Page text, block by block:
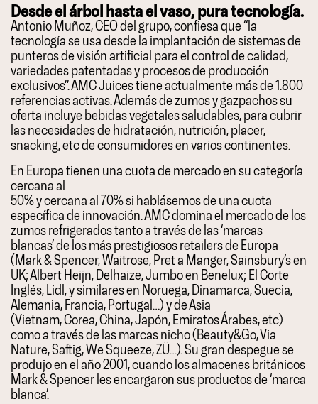
Desde el árbol hasta el vaso, pura tecnología.
Antonio Muñoz, CEO del grupo, confiesa que “la
tecnología se usa desde la implantación de sistemas de
punteros de visión artificial para el control de calidad,
variedades patentadas y procesos de producción
exclusivos”. AMC Juices tiene actualmente más de 1.800
referencias activas. Además de zumos y gazpachos su
oferta incluye bebidas vegetales saludables, para cubrir
las necesidades de hidratación, nutrición, placer,
snacking, etc de consumidores en varios continentes.
En Europa tienen una cuota de mercado en su categoría
cercana al
50% y cercana al 70% si hablásemos de una cuota
específica de innovación. AMC domina el mercado de los
zumos refrigerados tanto a través de las ‘marcas
blancas’ de los más prestigiosos retailers de Europa
(Mark & Spencer, Waitrose, Pret a Manger, Sainsbury’s en
UK; Albert Heijn, Delhaize, Jumbo en Benelux; El Corte
Inglés, Lidl, y similares en Noruega, Dinamarca, Suecia,
Alemania, Francia, Portugal…) y de Asia
(Vietnam, Corea, China, Japón, Emiratos Árabes, etc)
como a través de las marcas nicho (Beauty&Go, Via
Nature, Saftig, We Squeeze, ZÜ…). Su gran despegue se
produjo en el año 2001, cuando los almacenes británicos
Mark & Spencer les encargaron sus productos de ‘marca
blanca’.